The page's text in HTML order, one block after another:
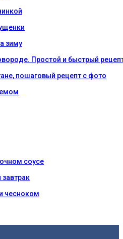
зиму
Простой и быстрый
пошаговый рецепт с фото
соусе
чесноком